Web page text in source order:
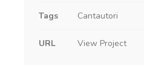
Tags Cantautori
URL View Project